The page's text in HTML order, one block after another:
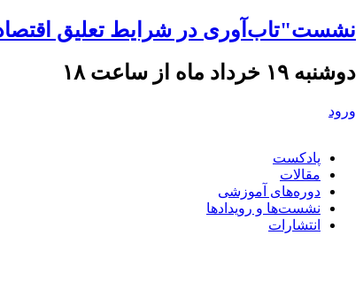
نشست"تاب‌آوری در شرایط تعلیق
دوشنبه ۱۹ خرداد ماه از ساعت ۱۸
ورود
پادکست
مقالات
دوره‌های آموزشی
نشست‌ها و رویدادها
انتشارات